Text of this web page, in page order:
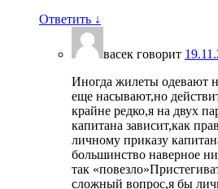
Ответить ↓
васек говорит
Иногда жилеты одевают
еще насывают,но
крайне редко,я на двух
капитана зависит,как
личному приказу
большинство наверное
так
сложный вопрос,я бы